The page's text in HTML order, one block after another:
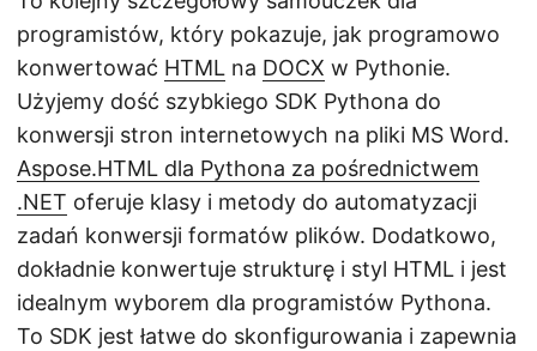
programistów, który pokazuje, jak programowo
konwertować HTML na DOCX w Pythonie.
Użyjemy dość szybkiego SDK Pythona do
konwersji stron internetowych na pliki MS Word.
Aspose.HTML dla Pythona za pośrednictwem
.NET oferuje klasy i metody do automatyzacji
zadań konwersji formatów plików. Dodatkowo,
dokładnie konwertuje strukturę i styl HTML i jest
idealnym wyborem dla programistów Pythona.
To SDK jest łatwe do skonfigurowania i zapewnia